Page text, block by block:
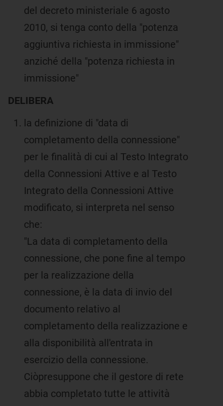
del decreto ministeriale 6 agosto
2010, si tenga conto della "potenza
aggiuntiva richiesta in immissione"
anziché della "potenza richiesta in
immissione"
DELIBERA
la definizione di "data di
completamento della connessione"
per le finalità di cui al Testo Integrato
della Connessioni Attive e al Testo
Integrato della Connessioni Attive
modificato, si interpreta nel senso
che:
"La data di completamento della
connessione, che pone fine al tempo
per la realizzazione della
connessione, è la data di invio del
documento relativo al
completamento della realizzazione e
alla disponibilità all'entrata in
esercizio della connessione.
Ciòpresuppone che il gestore di rete
abbia completato tutte le attività